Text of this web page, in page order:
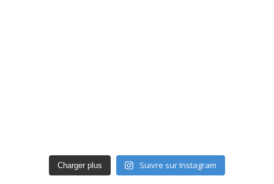
Charger plus Suivre sur Instagram